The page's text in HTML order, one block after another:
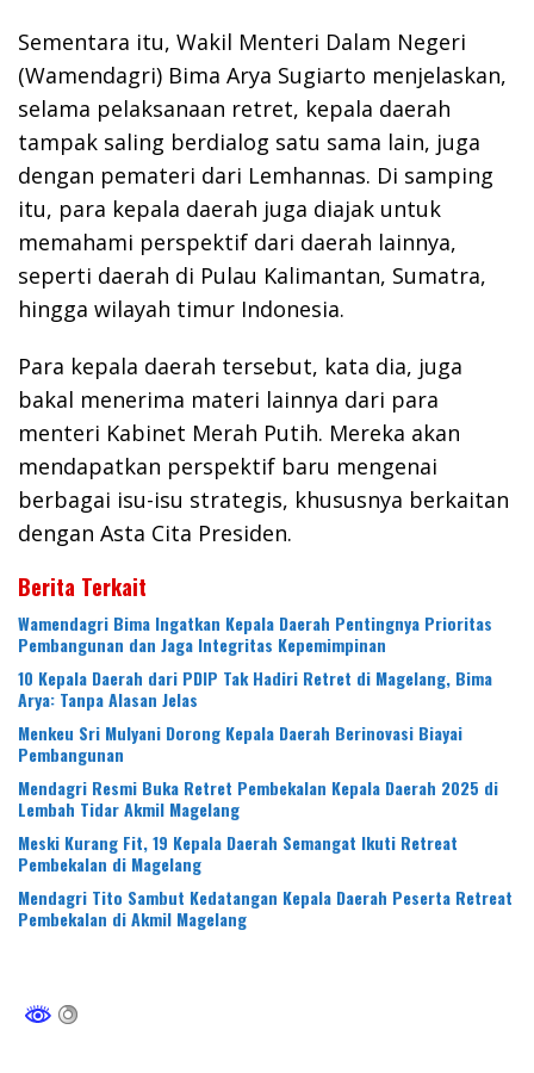
Sementara itu, Wakil Menteri Dalam Negeri
(Wamendagri) Bima Arya Sugiarto menjelaskan,
selama pelaksanaan retret, kepala daerah
tampak saling berdialog satu sama lain, juga
dengan pemateri dari Lemhannas. Di samping
itu, para kepala daerah juga diajak untuk
memahami perspektif dari daerah lainnya,
seperti daerah di Pulau Kalimantan, Sumatra,
hingga wilayah timur Indonesia.
Para kepala daerah tersebut, kata dia, juga
bakal menerima materi lainnya dari para
menteri Kabinet Merah Putih. Mereka akan
mendapatkan perspektif baru mengenai
berbagai isu-isu strategis, khususnya berkaitan
dengan Asta Cita Presiden.
Berita Terkait
Wamendagri Bima Ingatkan Kepala Daerah Pentingnya Prioritas
Pembangunan dan Jaga Integritas Kepemimpinan
10 Kepala Daerah dari PDIP Tak Hadiri Retret di Magelang, Bima
Arya: Tanpa Alasan Jelas
Menkeu Sri Mulyani Dorong Kepala Daerah Berinovasi Biayai
Pembangunan
Mendagri Resmi Buka Retret Pembekalan Kepala Daerah 2025 di
Lembah Tidar Akmil Magelang
Meski Kurang Fit, 19 Kepala Daerah Semangat Ikuti Retreat
Pembekalan di Magelang
Mendagri Tito Sambut Kedatangan Kepala Daerah Peserta Retreat
Pembekalan di Akmil Magelang